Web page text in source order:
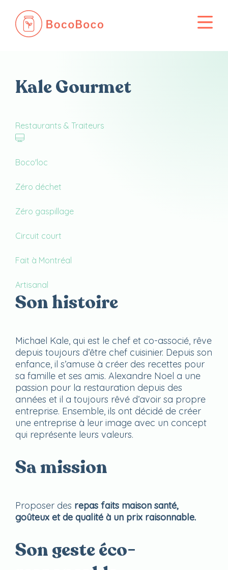
contenuKale Gourmet
Restaurants & Traiteurs
Boco'loc
Zéro déchet
Zéro gaspillage
Circuit court
Fait à Montréal
Artisanal
Son histoire
Michael Kale, qui est le chef et co-associé, rêve
depuis toujours d’être chef cuisinier. Depuis son
enfance, il s’amuse à créer des recettes pour
sa famille et ses amis. Alexandre Noel a une
passion pour la restauration depuis des
années et il a toujours rêvé d’avoir sa propre
entreprise. Ensemble, ils ont décidé de créer
une entreprise à leur image avec un concept
qui représente leurs valeurs.
Sa mission
Proposer des repas faits maison santé,
goûteux et de qualité à un prix raisonnable.
Son geste éco-